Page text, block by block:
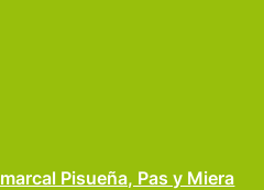
Pisueña, Pas y Miera